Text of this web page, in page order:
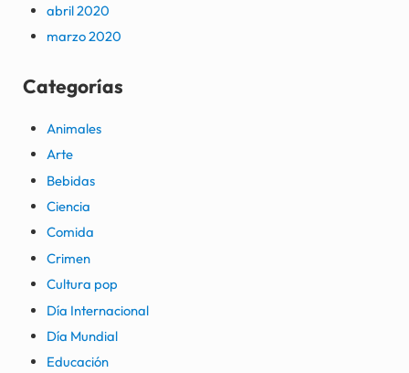
abril 2020
marzo 2020
Categorías
Animales
Arte
Bebidas
Ciencia
Comida
Crimen
Cultura pop
Día Internacional
Día Mundial
Educación